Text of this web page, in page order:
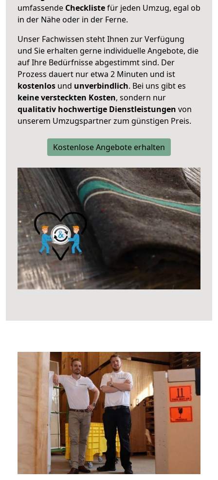
umfassende Checklistefür jeden Umzug, egal ob
in der Nähe oder in der Ferne.
Unser Fachwissen steht Ihnen zur Verfügung
und Sie erhalten gerne individuelle Angebote, die
auf Ihre Bedürfnisse abgestimmt sind. Der
Prozess dauert nur etwa 2 Minuten und ist
kostenlos und unverbindlich. Bei uns gibt es
keine versteckten Kosten, sondern nur
qualitativ hochwertige Dienstleistungen von
unserem Umzugspartner zum günstigen Preis.
Kostenlose Angebote erhalten